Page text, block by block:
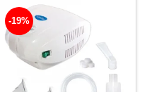
-19%